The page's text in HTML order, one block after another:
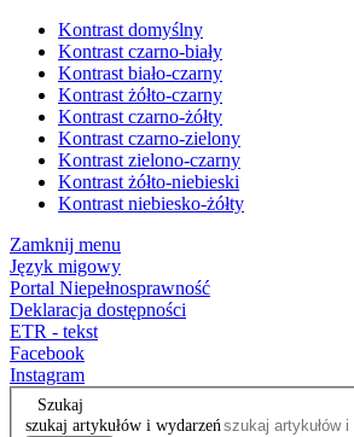
Kontrast domyślny
Kontrast czarno-biały
Kontrast biało-czarny
Kontrast żółto-czarny
Kontrast czarno-żółty
Kontrast czarno-zielony
Kontrast zielono-czarny
Kontrast żółto-niebieski
Kontrast niebiesko-żółty
Zamknij menu
Język migowy
Portal Niepełnosprawność
Deklaracja dostępności
ETR - tekst
Facebook
Instagram
Szukaj
szukaj artykułów i wydarzeń